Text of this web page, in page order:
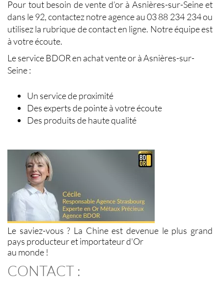
Pour tout besoin devente d’or à Asnières-sur-Seineet
dans le 92, contactez notre agence au 03 88 234 234 ou
utilisez la rubrique de contact en ligne. Notre équipe est
à votre écoute.
Le service BDOR en achat vente or à Asnières-sur-
Seine:
Un service de proximité
Des experts de pointe à votre écoute
Des produits de haute qualité
Le saviez-vous ? La Chine est devenue le plus grand
pays producteur et importateur d'Or
au monde !
CONTACT :